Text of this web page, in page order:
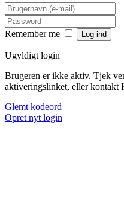
Remember me
Ugyldigt login
Brugeren er ikke aktiv. Tjek
aktiveringslinket, eller kontakt
Glemt kodeord
Opret nyt login